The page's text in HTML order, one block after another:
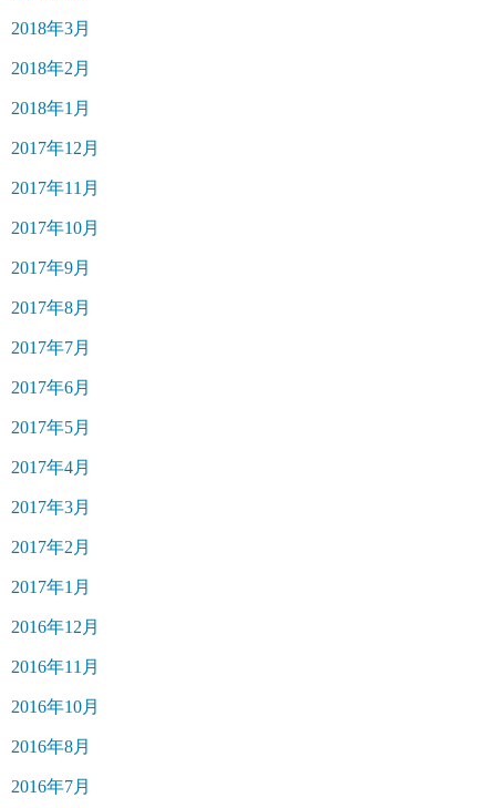
2018年3月
2018年2月
2018年1月
2017年12月
2017年11月
2017年10月
2017年9月
2017年8月
2017年7月
2017年6月
2017年5月
2017年4月
2017年3月
2017年2月
2017年1月
2016年12月
2016年11月
2016年10月
2016年8月
2016年7月